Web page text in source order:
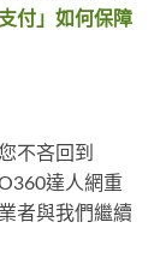
付」如何保障
不吝回到
達人網重
者與我們繼續